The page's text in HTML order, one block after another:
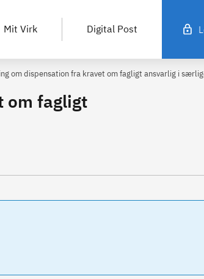
Mit Virk
Digital Post
om dispensation fra kravet om fagligt ansvarlig i
om fagligt